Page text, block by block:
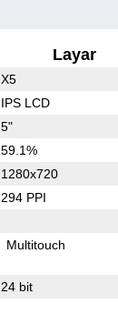
Layar
X5
IPS LCD
5"
59.1%
1280x720
294 PPI
Multitouch
24 bit